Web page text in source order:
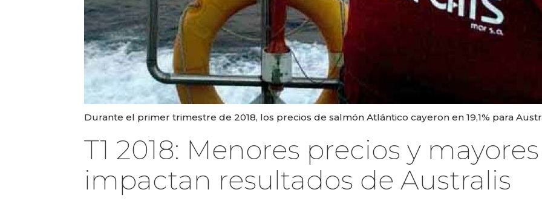
Durante el primer trimestre de 2018, los precios de salmón Atlántico cayeron en 19,1% para
T1 2018: Menores precios y
impactan resultados de Australis